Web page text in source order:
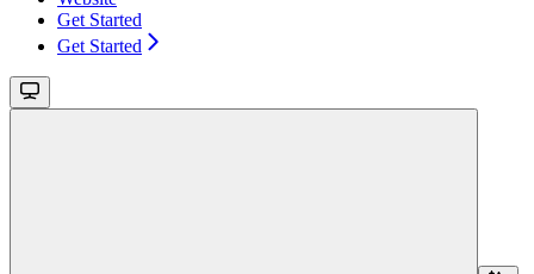
Get Started
Get Started